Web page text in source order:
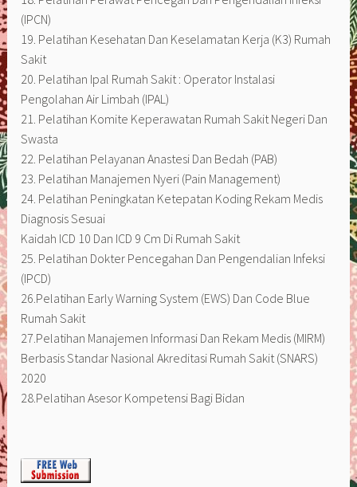
(IPCN)
19. Pelatihan Kesehatan Dan Keselamatan Kerja (K3) Rumah
Sakit
20. Pelatihan Ipal Rumah Sakit : Operator Instalasi
Pengolahan Air Limbah (IPAL)
21. Pelatihan Komite Keperawatan Rumah Sakit Negeri Dan
Swasta
22. Pelatihan Pelayanan Anastesi Dan Bedah (PAB)
23. Pelatihan Manajemen Nyeri (Pain Management)
24. Pelatihan Peningkatan Ketepatan Koding Rekam Medis
Diagnosis Sesuai
Kaidah ICD 10 Dan ICD 9 Cm Di Rumah Sakit
25. Pelatihan Dokter Pencegahan Dan Pengendalian Infeksi
(IPCD)
26.Pelatihan Early Warning System (EWS) Dan Code Blue
Rumah Sakit
27.Pelatihan Manajemen Informasi Dan Rekam Medis (MIRM)
Berbasis Standar Nasional Akreditasi Rumah Sakit (SNARS)
2020
28.Pelatihan Asesor Kompetensi Bagi Bidan